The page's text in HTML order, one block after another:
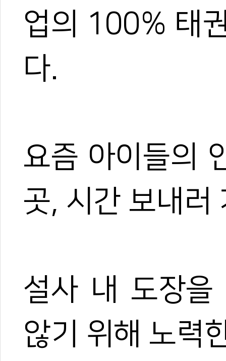
업의 100% 태
다.
요즘 아이들의
곳, 시간 보내러
설사 내 도장을
않기 위해 노력
2 0